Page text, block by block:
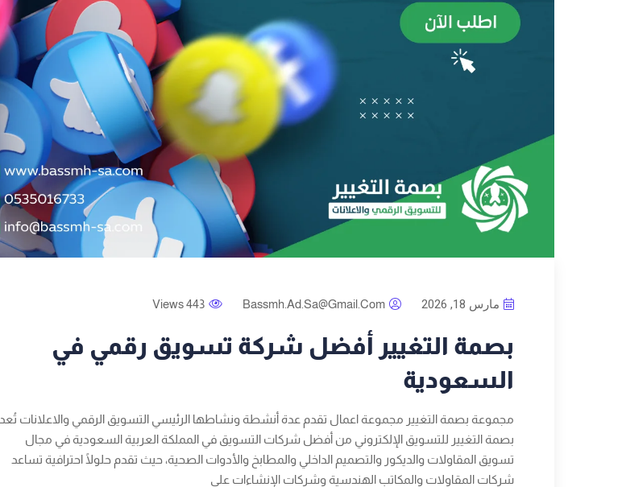
مارس 18, 2026 Bassmh.ad.sa@gmail.com
443 Views
بصمة التغيير أفضل شركة تسويق رقمي في
السعودية
مجموعة بصمة التغيير مجموعة اعمال تقدم عدة أنشطة ونشاطها الرئيسي التسويق الرقمي والاعلانات تُعد
بصمة التغيير للتسويق الإلكتروني من أفضل شركات التسويق في المملكة العربية السعودية في مجال
تسويق المقاولات والديكور والتصميم الداخلي والمطابخ والأدوات الصحية، حيث تقدم حلولًا احترافية تساعد
شركات المقاولات والمكاتب الهندسية وشركات الإنشاءات على